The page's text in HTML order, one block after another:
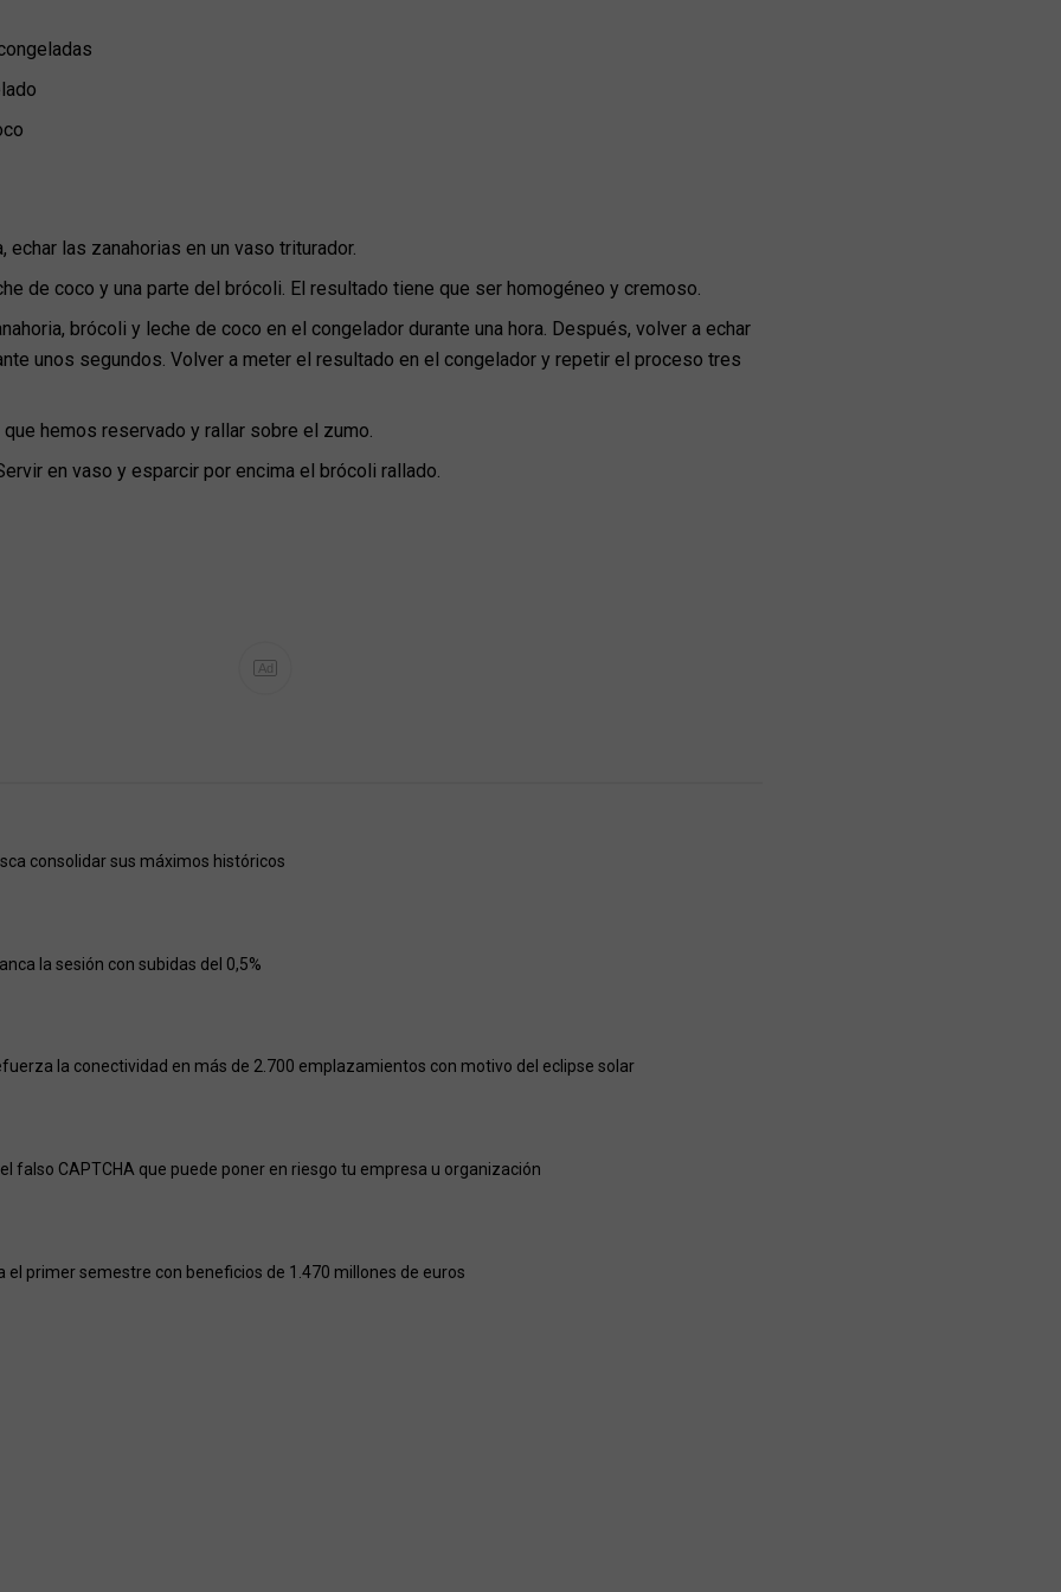
echar las zanahorias en un vaso triturador.
de coco y una parte del brócoli. El resultado tiene que ser homogéneo y cremoso.
brócoli y leche de coco en el congelador durante una hora. Después, volver a echar
unos segundos. Volver a meter el resultado en el congelador y repetir el proceso tres
hemos reservado y rallar sobre el zumo.
en vaso y esparcir por encima el brócoli rallado.
Ad
consolidar sus máximos históricos
la sesión con subidas del 0,5%
la conectividad en más de 2.700 emplazamientos con motivo del eclipse solar
falso CAPTCHA que puede poner en riesgo tu empresa u organización
el primer semestre con beneficios de 1.470 millones de euros